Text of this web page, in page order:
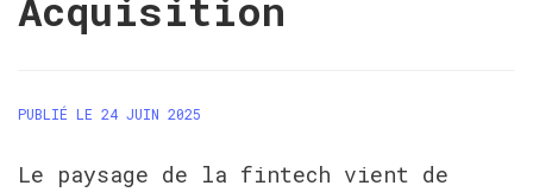
PUBLIÉ LE 24 JUIN 2025
Le paysage de la fintech vient de